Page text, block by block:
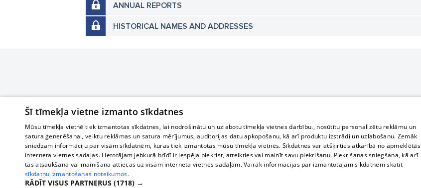
ANNUAL REPORTS
HISTORICAL NAMES AND ADDRESSES
Šī tīmekļa vietne izmanto sīkdatnes
Mūsu tīmekļa vietnē tiek izmantotas sīkdatnes, lai nodrošinātu un uzlabotu tīmekļa vietnes darbību., nosūtītu personalizētu reklāmu un
satura ģenerēšanai, veiktu reklāmas un satura mērījumus, auditorijas datu apkopošanu, kā arī produktu izstrādi un uzlabošanu. Zemāk
sniedzam informāciju par visām sīkdatnēm, kuras tiek izmantotas mūsu tīmekļa vietnēs. Sīkdatnes var atšķirties atkarībā no apmeklētās
interneta vietnes sadaļas. Lietotājam jebkurā brīdī ir iespēja piekrist, atteikties vai mainīt savu piekrišanu. Piekrišanas sniegšana, kā arī
tās atsaukšana vai mainīšana attiecas uz visām interneta vietnes sadaļām. Vairāk informācijas par izmantotajām sīkdatnēm skatīt
sīkdatņu izmantošanas noteikumos.
RĀDĪT VISUS PARTNERUS (1718) →